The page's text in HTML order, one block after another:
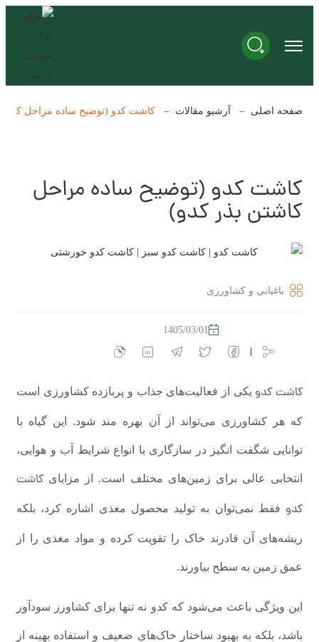
صفحه اصلی آرشیو مقالات کاشت کدو (توضیح ساده مراحل
کاشت کدو (توضیح ساده مراحل
کاشتن بذر کدو)
باغبانی و کشاورزی
1405/03/01
کاشت کدویکی از فعالیت‌های جذاب و پربازده کشاورزی است
که هر کشاورزی می‌تواند از آن بهره مند شود. این گیاه با
توانایی شگفت انگیز در سازگاری با انواع شرایط آب و هوایی،
انتخابی عالی برای زمین‌های مختلف است. از مزایای کاشت
کدو فقط نمی‌توان به تولید محصول مغذی اشاره کرد، بلکه
ریشه‌های آن قادرند خاک را تقویت کرده و مواد مغذی را از
عمق زمین به سطح بیاورند.
این ویژگی باعث می‌شود که کدو نه تنها برای کشاورز سودآور
باشد، بلکه به بهبود ساختار خاک‌های ضعیف و استفاده بهینه از